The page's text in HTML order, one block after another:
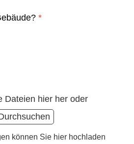
*
Dateien hier her oder
können Sie hier hochladen